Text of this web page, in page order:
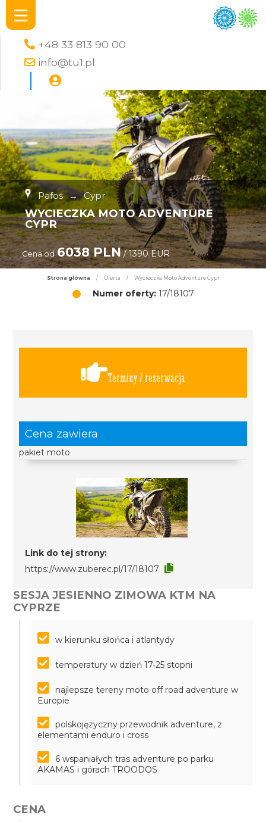
+48 33 813 90 00
info@tu1.pl
Pafos → Cypr
WYCIECZKA MOTO ADVENTURE
CYPR
Cena od 6038 PLN/ 1390 EUR
Strona główna / Oferta / Wycieczka Moto Adventure Cypr
Numer oferty:17/18107
Terminy / rezerwacja
Cena zawiera
pakiet moto
Link do tej strony:
https://www.zuberec.pl/17/18107
SESJA JESIENNO ZIMOWA KTM NA
CYPRZE
w kierunku słońca i atlantydy
temperatury w dzień 17-25 stopni
najlepsze tereny moto off road adventure w
Europie
polskojęzyczny przewodnik adventure, z
elementami enduro i cross
6 wspaniałych tras adventure po parku
AKAMAS i górach TROODOS
CENA